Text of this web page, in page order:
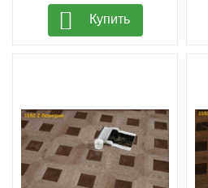
Купить